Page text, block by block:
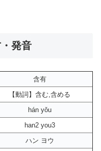
発音
含有
【動詞】含む,含める
hán yǒu
han2 you3
ハン ヨウ